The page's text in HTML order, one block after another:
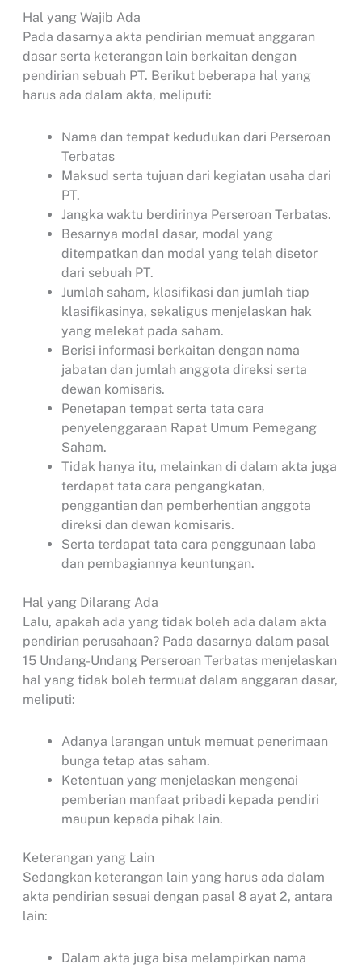
Hal yang Wajib Ada
Pada dasarnya akta pendirian memuat anggaran
dasar serta keterangan lain berkaitan dengan
pendirian sebuah PT. Berikut beberapa hal yang
harus ada dalam akta, meliputi:
Nama dan tempat kedudukan dari Perseroan
Terbatas
Maksud serta tujuan dari kegiatan usaha dari
PT.
Jangka waktu berdirinya Perseroan Terbatas.
Besarnya modal dasar, modal yang
ditempatkan dan modal yang telah disetor
dari sebuah PT.
Jumlah saham, klasifikasi dan jumlah tiap
klasifikasinya, sekaligus menjelaskan hak
yang melekat pada saham.
Berisi informasi berkaitan dengan nama
jabatan dan jumlah anggota direksi serta
dewan komisaris.
Penetapan tempat serta tata cara
penyelenggaraan Rapat Umum Pemegang
Saham.
Tidak hanya itu, melainkan di dalam akta juga
terdapat tata cara pengangkatan,
penggantian dan pemberhentian anggota
direksi dan dewan komisaris.
Serta terdapat tata cara penggunaan laba
dan pembagiannya keuntungan.
Hal yang Dilarang Ada
Lalu, apakah ada yang tidak boleh ada dalam akta
pendirian perusahaan? Pada dasarnya dalam pasal
15 Undang-Undang Perseroan Terbatas menjelaskan
hal yang tidak boleh termuat dalam anggaran dasar,
meliputi:
Adanya larangan untuk memuat penerimaan
bunga tetap atas saham.
Ketentuan yang menjelaskan mengenai
pemberian manfaat pribadi kepada pendiri
maupun kepada pihak lain.
Keterangan yang Lain
Sedangkan keterangan lain yang harus ada dalam
akta pendirian sesuai dengan pasal 8 ayat 2, antara
lain:
Dalam akta juga bisa melampirkan nama